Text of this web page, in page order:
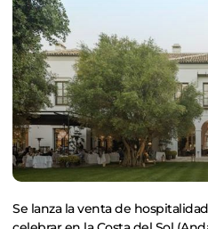
Se lanza la venta de